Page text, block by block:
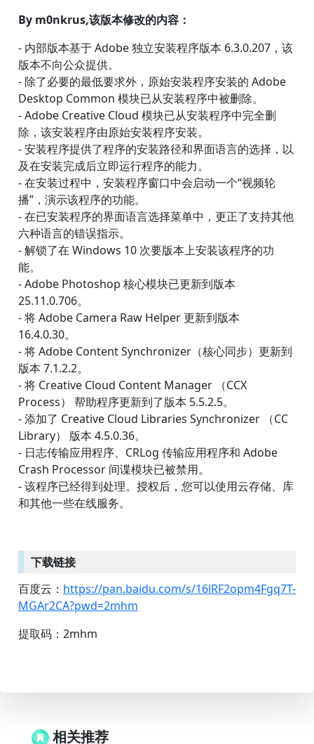
By m0nkrus,该版本修改的内容：
- 内部版本基于 Adobe 独立安装程序版本 6.3.0.207，该
版本不向公众提供。
- 除了必要的最低要求外，原始安装程序安装的 Adobe
Desktop Common 模块已从安装程序中被删除。
- Adobe Creative Cloud 模块已从安装程序中完全删
除，该安装程序由原始安装程序安装。
- 安装程序提供了程序的安装路径和界面语言的选择，以
及在安装完成后立即运行程序的能力。
- 在安装过程中，安装程序窗口中会启动一个“视频轮
播”，演示该程序的功能。
- 在已安装程序的界面语言选择菜单中，更正了支持其他
六种语言的错误指示。
- 解锁了在 Windows 10 次要版本上安装该程序的功
能。
- Adobe Photoshop 核心模块已更新到版本
25.11.0.706。
- 将 Adobe Camera Raw Helper 更新到版本
16.4.0.30。
- 将 Adobe Content Synchronizer（核心同步）更新到
版本 7.1.2.2。
- 将 Creative Cloud Content Manager （CCX
Process） 帮助程序更新到了版本 5.5.2.5。
- 添加了 Creative Cloud Libraries Synchronizer （CC
Library） 版本 4.5.0.36。
- 日志传输应用程序、CRLog 传输应用程序和 Adobe
Crash Processor 间谍模块已被禁用。
- 该程序已经得到处理。授权后，您可以使用云存储、库
和其他一些在线服务。
下载链接
百度云： https://pan.baidu.com/s/16lRF2opm4Fgq7T-
MGAr2CA?pwd=2mhm
提取码：2mhm
相关推荐